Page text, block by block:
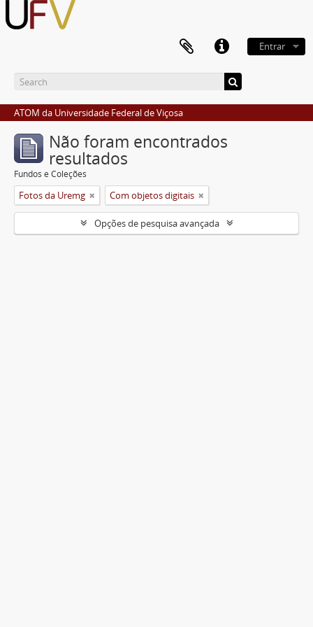
Entrar
ATOM da Universidade Federal de Viçosa
Não foram encontrados
resultados
Fundos e Coleções
Fotos da Uremg Com objetos digitais
Opções de pesquisa avançada